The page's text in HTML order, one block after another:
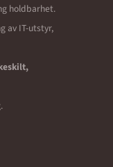
holdbarhet.
av IT-utstyr,